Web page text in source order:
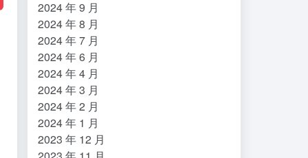
2024 年 9 月
2024 年 8 月
2024 年 7 月
2024 年 6 月
2024 年 4 月
2024 年 3 月
2024 年 2 月
2024 年 1 月
2023 年 12 月